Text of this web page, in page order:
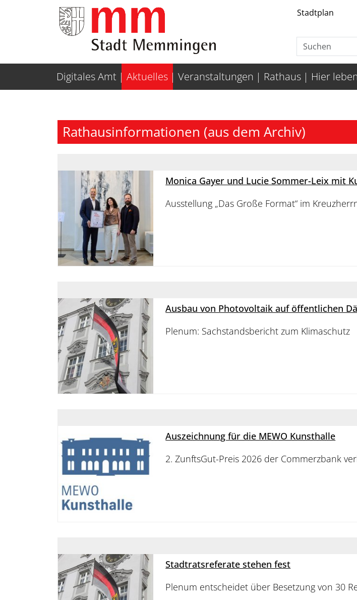
Weiter zur Navigation Weiter zum Inhalt Stadtplan
Digitales Amt Aktuelles Veranstaltungen Rathaus Hier
Rathausinformationen (aus dem Archiv)
Monica Gayer und Lucie Sommer-Leix mit
Ausstellung „Das Große Format“ im
Ausbau von Photovoltaik auf öffentlichen
Plenum: Sachstandsbericht zum Klimaschutz
Auszeichnung für die MEWO Kunsthalle
2. ZunftsGut-Preis 2026 der Commerzbank
Stadtratsreferate stehen fest
Plenum entscheidet über Besetzung von 30